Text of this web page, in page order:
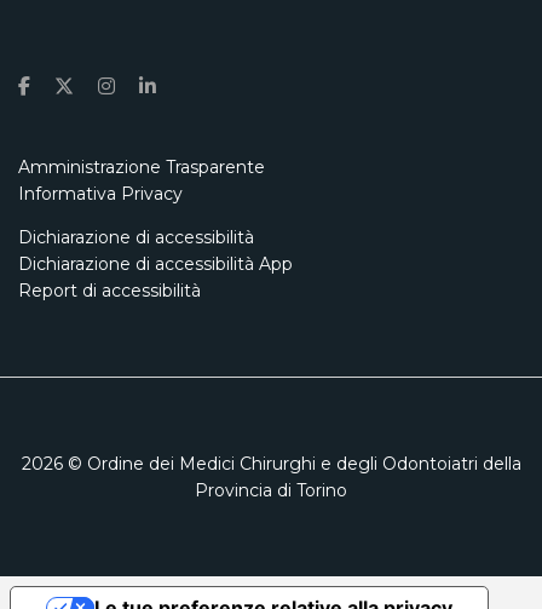
Amministrazione Trasparente
Informativa Privacy
Dichiarazione di accessibilità
Dichiarazione di accessibilità App
Report di accessibilità
2026© Ordine dei Medici Chirurghi e degli Odontoiatri della
Provincia di Torino